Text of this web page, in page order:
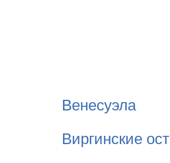
Венесуэла
Виргинские